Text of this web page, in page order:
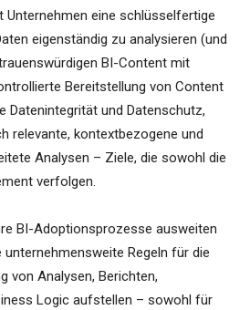
Unternehmen eine schlüsselfertige
eigenständig zu analysieren (und
BI-Content mit
Bereitstellung von Content
Datenintegrität und Datenschutz,
relevante, kontextbezogene und
Analysen – Ziele, die sowohl die
verfolgen.
BI-Adoptionsprozesse ausweiten
unternehmensweite Regeln für die
von Analysen, Berichten,
Logic aufstellen – sowohl für